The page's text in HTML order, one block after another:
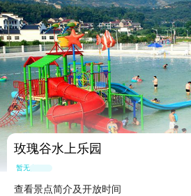
玫瑰谷水上乐园
暂无点评
查看景点简介及开放时间
